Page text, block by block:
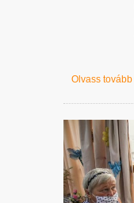
Olvass tovább